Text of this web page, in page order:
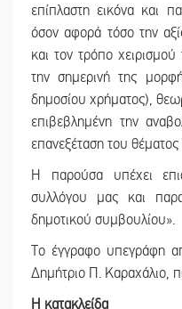
επίπλαστη εικόνα και
όσον αφορά τόσο την
και τον τρόπο
την σημερινή της
δημοσίου χρήματος),
επιβεβλημένη την
επανεξέταση του θέματος
Η παρούσα υπέχει
συλλόγου μας και
δημοτικού συμβουλίου».
Το έγγραφο υπεγράφη
Δημήτριο Π. Καραχάλιο,
Η κατακλείδα